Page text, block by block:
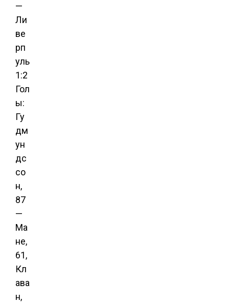
—
Ли
ве
рп
уль
1:2
Гол
ы:
Гу
дм
ун
дс
со
н,
87
—
Ма
не,
61,
Кл
ава
н,